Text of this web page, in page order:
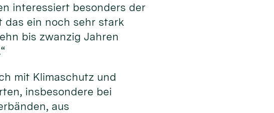
interessiert besonders der
das ein noch sehr stark
bis zwanzig Jahren
mit Klimaschutz und
insbesondere bei
aus